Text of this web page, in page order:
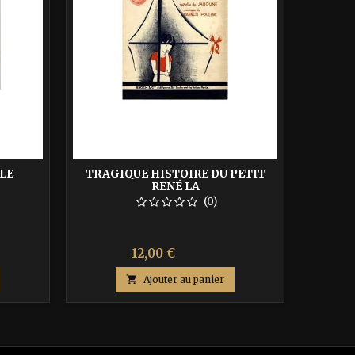
TRAGIQUE HISTOIRE DU PETIT
RENÉ LA
(0)
Prix
12,00 €
base
 Ajouter au panier